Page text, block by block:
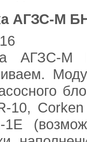
АГЗС-М
АГЗС-М
10,
1Е